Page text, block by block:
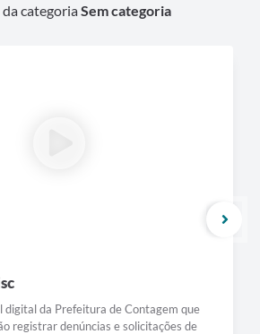
categoriaSem categoria
digital da Prefeitura de Contagem que
registrar denúncias e solicitações de